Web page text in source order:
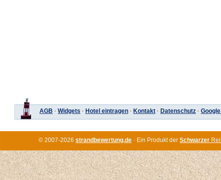
AGB · Widgets · Hotel eintragen · Kontakt · Datenschutz ·
© 2007-2026 strandbewertung.de · Ein Produkt der Schwarzer